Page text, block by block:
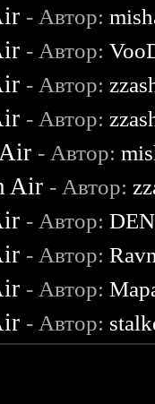
- Автор:
- Автор:
- Автор:
- Автор:
- Автор:
Air - Автор:
- Автор:
- Автор:
- Автор:
- Автор: